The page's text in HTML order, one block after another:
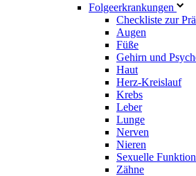
Fol­ge­er­kran­kun­gen
Checkliste zur
Augen
Füße
Gehirn und
Haut
Herz-Kreislauf
Krebs
Leber
Lunge
Nerven
Nieren
Sexuelle
Zähne